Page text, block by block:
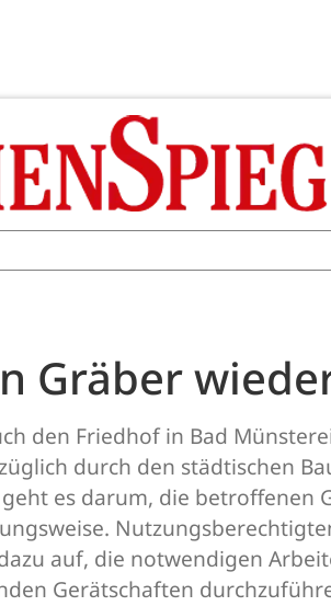
Gräber
den Friedhof in Bad
durch den städtischen
es darum, die betroffenen
auf, die notwendigen
Gerätschaften